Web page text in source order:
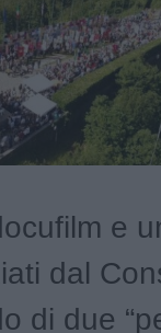
e
dal
di due